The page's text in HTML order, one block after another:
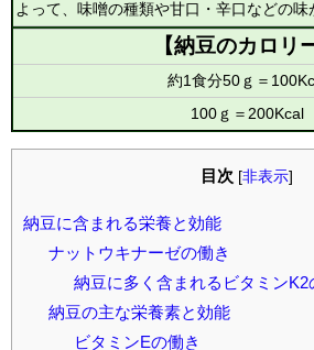
よって、味噌の種類や甘口・辛口などの味
【納豆のカロリ
約1食分50ｇ＝
100ｇ＝200Kcal
目次 [非表示]
納豆に含まれる栄養と効能
ナットウキナーゼの働き
納豆に多く含まれるビタミンK2
納豆の主な栄養素と効能
ビタミンEの働き